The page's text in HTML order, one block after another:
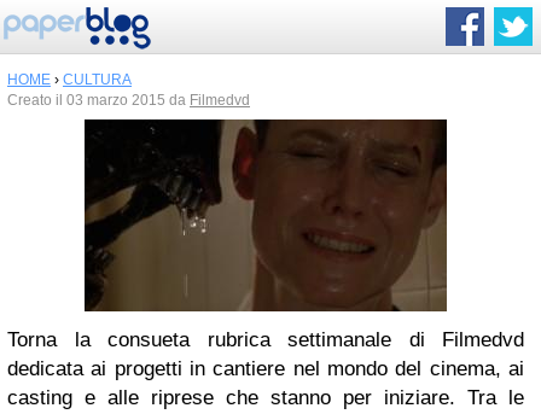
HOME › CULTURA
Creato il 03 marzo 2015 da Filmedvd
Torna la consueta rubrica settimanale di Filmedvd
dedicata ai progetti in cantiere nel mondo del cinema, ai
casting e alle riprese che stanno per iniziare. Tra le